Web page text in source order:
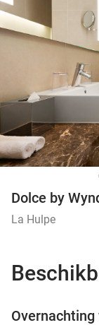
Dolce by
La Hulpe